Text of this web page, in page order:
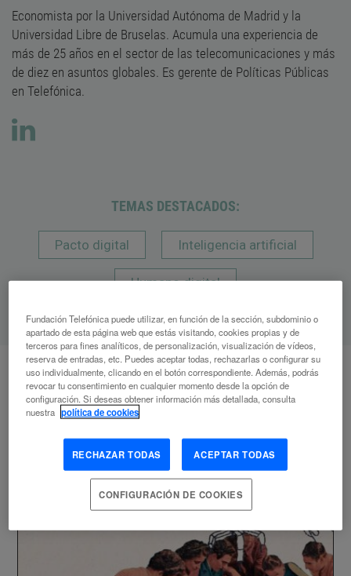
Economista por la Universidad Autónoma de Madrid y la
Universidad Libre de Bruselas. Acumula una experiencia de
más de 25 años en el sector de las telecomunicaciones y más
de diez en asuntos globales. Es gerente de Políticas Públicas
en Telefónica.
TEMAS DESTACADOS:
Pacto digital Inteligencia artificial
Humano digital
AArtículos
relacionados
Fundación Telefónica puede utilizar, en función de la sección, subdominio o
apartado de esta página web que estás visitando, cookies propias y de
terceros para fines analíticos, de personalización, visualización de vídeos,
reserva de entradas, etc. Puedes aceptar todas, rechazarlas o configurar su
uso individualmente, clicando en el botón correspondiente. Además, podrás
revocar tu consentimiento en cualquier momento desde la opción de
configuración. Si deseas obtener información más detallada, consulta
nuestra política de cookies
RECHAZAR TODAS ACEPTAR TODAS
CONFIGURACIÓN DE COOKIES